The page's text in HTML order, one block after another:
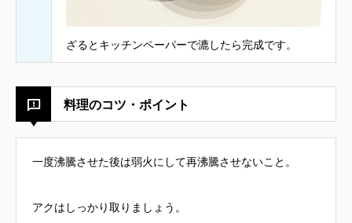
ざるとキッチンペーパーで漉したら完成です。
料理のコツ・ポイント
一度沸騰させた後は弱火にして再沸騰させないこと。
アクはしっかり取りましょう。